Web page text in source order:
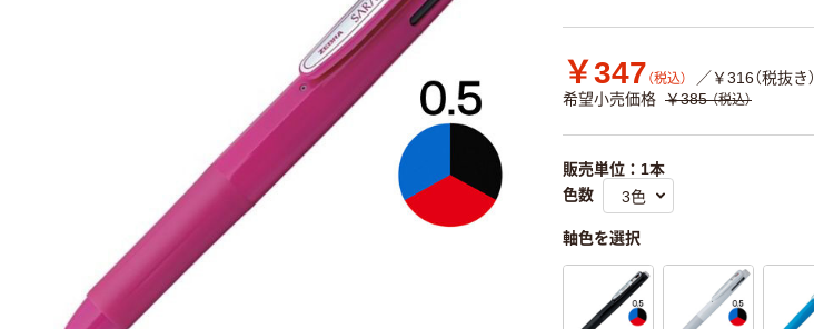
￥347 （税込）
／￥316（税抜き）
希望小売価格 ￥385 （税込）
販売単位：1本
色数
軸色を選択